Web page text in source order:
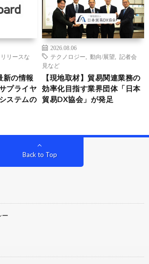
リースな
新の情報
プライヤ
ステムの
2026.08.06
テクノロジー
動向/展望
記者会
見など
【現地取材】貿易関連業務の
効率化目指す業界団体「日本
貿易DX協会」が発足
Back to Top
ー